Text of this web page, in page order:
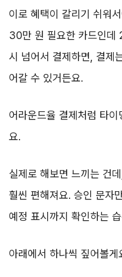
이로 혜택이 갈리기 쉬워
30만 원 필요한 카드인데
시 넘어서 결제하면, 결제
어갈 수 있거든요.
어라운드율 결제처럼 타
요.
실제로 해보면 느끼는 건
훨씬 편해져요. 승인 문자
예정 표시까지 확인하는
아래에서 하나씩 짚어볼게